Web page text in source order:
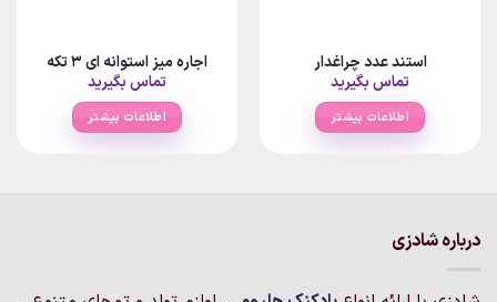
استند عدد چراغدار
تماس بگیرید
اطلاعات بیشتر
اجاره میز استوانه ای ۳ تکه
تماس بگیرید
اطلاعات بیشتر
درباره شادزی